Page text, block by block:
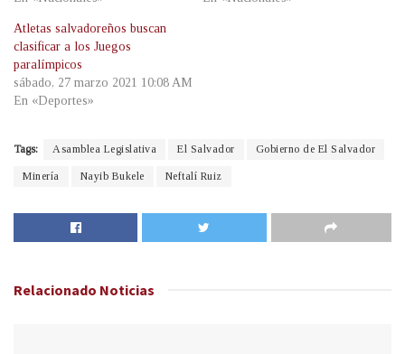
Atletas salvadoreños buscan
clasificar a los Juegos
paralímpicos
sábado, 27 marzo 2021 10:08 AM
En «Deportes»
Tags: Asamblea Legislativa El Salvador Gobierno de El Salvador
Minería Nayib Bukele Neftalí Ruiz
Relacionado Noticias